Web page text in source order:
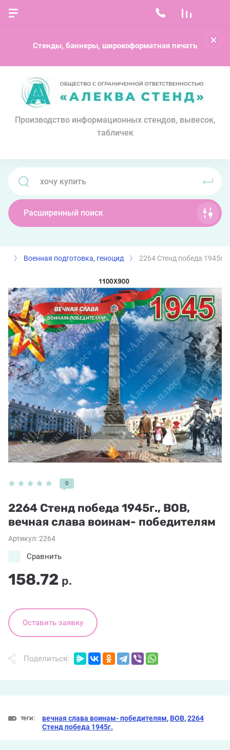
Стенды, баннеры, широкоформатная печать
Производство информационных стендов, вывесок,
табличек
Расширенный поиск
Военная подготовка, геноцид 2264 Стенд победа
0
2264 Стенд победа 1945г., ВОВ,
вечная слава воинам- победителям
Артикул:2264
158.72 р.
Сравнить
Оставить заявку
Поделиться:
теги: вечная слава воинам- победителям, ВОВ,2264
Стенд победа 1945г.